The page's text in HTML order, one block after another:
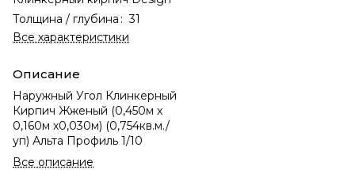
Толщина / глубина : 31
Все характеристики
Описание
Наружный Угол Клинкерный
Кирпич Жженый (0,450м х
0,160м х0,030м) (0,754кв.м./
уп) Альта Профиль 1/10
Все описание